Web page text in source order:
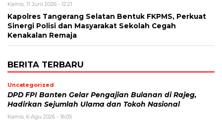
Kamis, 11 Juni 2026 - 12:21
Kapolres Tangerang Selatan Bentuk FKPMS, Perkuat
Sinergi Polisi dan Masyarakat Sekolah Cegah
Kenakalan Remaja
BERITA TERBARU
Uncategorized
DPD FPI Banten Gelar Pengajian Bulanan di Rajeg,
Hadirkan Sejumlah Ulama dan Tokoh Nasional
Kamis, 6 Agu 2026 - 16:05